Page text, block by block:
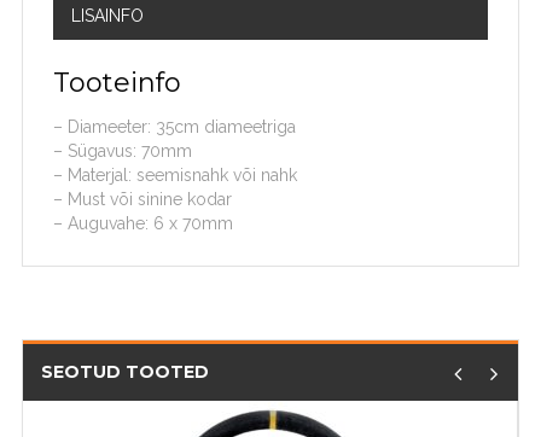
LISAINFO
Tooteinfo
– Diameeter: 35cm diameetriga
– Sügavus: 70mm
– Materjal: seemisnahk või nahk
– Must või sinine kodar
– Auguvahe: 6 x 70mm
SEOTUD TOOTED